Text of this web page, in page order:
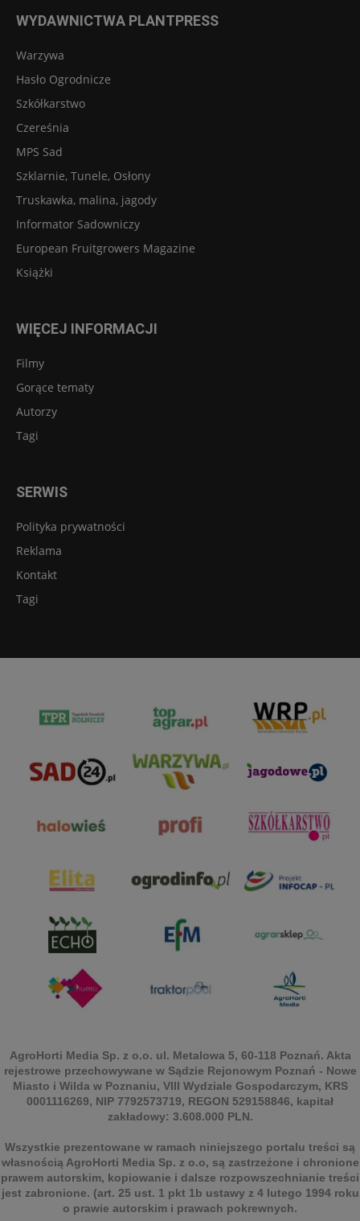
WYDAWNICTWA PLANTPRESS
Warzywa
Hasło Ogrodnicze
Szkółkarstwo
Czereśnia
MPS Sad
Szklarnie, Tunele, Osłony
Truskawka, malina, jagody
Informator Sadowniczy
European Fruitgrowers Magazine
Książki
WIĘCEJ INFORMACJI
Filmy
Gorące tematy
Autorzy
Tagi
SERWIS
Polityka prywatności
Reklama
Kontakt
Tagi
AgroHorti Media Sp. z o.o. ul. Metalowa 5, 60-118 Poznań. Akta
rejestrowe przechowywane w Sądzie Rejonowym Poznań - Nowe
Miasto i Wilda w Poznaniu, VIII Wydziale Gospodarczym, KRS
0001116269, NIP 7792573719, REGON 529158846, kapitał
zakładowy: 3.608.000 PLN.
Wszystkie prezentowane w ramach niniejszego portalu treści są
własnością AgroHorti Media Sp. z o.o, są zastrzeżone i chronione
prawem autorskim, kopiowanie i dalsze rozpowszechnianie treści
jest zabronione. (art. 25 ust. 1 pkt 1b ustawy z 4 lutego 1994 roku
o prawie autorskim i prawach pokrewnych.